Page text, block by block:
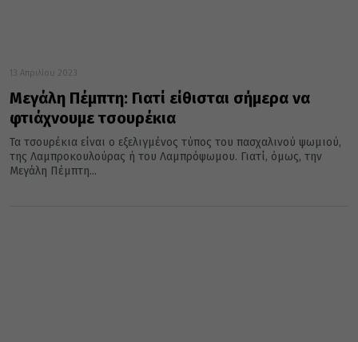
13 Απριλίου 2023
Μεγάλη Πέμπτη: Γιατί είθισται σήμερα να
φτιάχνουμε τσουρέκια
Τα τσουρέκια είναι ο εξελιγμένος τύπος του πασχαλινού ψωμιού,
της Λαμπροκουλούρας ή του Λαμπρόψωμου. Γιατί, όμως, την
Μεγάλη Πέμπτη...